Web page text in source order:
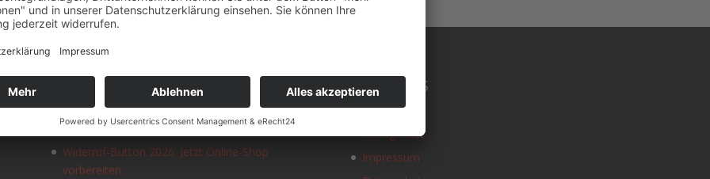
NEUESTE BEITRÄGE
Content-Marketing: Kennzeichnungspflicht für
KI-generierte Inhalte nach EU AI Act
Widerruf-Button 2026: Jetzt Online-Shop
vorbereiten
SONSTIGES
Kontakt
Schlagworte
Impressum